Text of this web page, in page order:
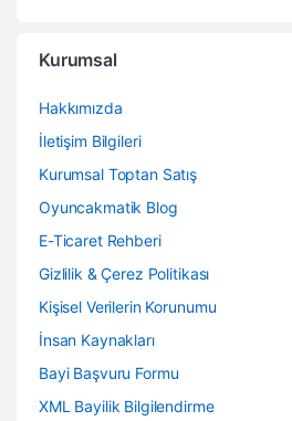
Kurumsal
Hakkımızda
İletişim Bilgileri
Kurumsal Toptan Satış
Oyuncakmatik Blog
E-Ticaret Rehberi
Gizlilik & Çerez Politikası
Kişisel Verilerin Korunumu
İnsan Kaynakları
Bayi Başvuru Formu
XML Bayilik Bilgilendirme